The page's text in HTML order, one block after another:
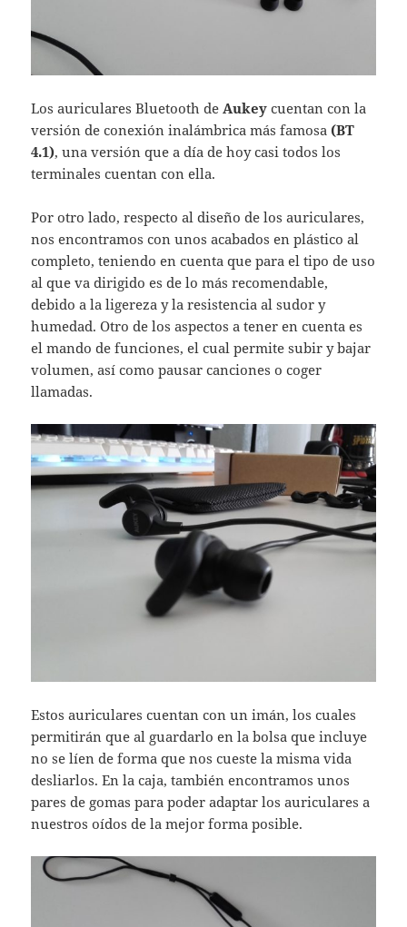
Los auriculares Bluetooth de Aukey cuentan con la
versión de conexión inalámbrica más famosa (BT
4.1), una versión que a día de hoy casi todos los
terminales cuentan con ella.
Por otro lado, respecto al diseño de los auriculares,
nos encontramos con unos acabados en plástico al
completo, teniendo en cuenta que para el tipo de uso
al que va dirigido es de lo más recomendable,
debido a la ligereza y la resistencia al sudor y
humedad. Otro de los aspectos a tener en cuenta es
el mando de funciones, el cual permite subir y bajar
volumen, así como pausar canciones o coger
llamadas.
Estos auriculares cuentan con un imán, los cuales
permitirán que al guardarlo en la bolsa que incluye
no se líen de forma que nos cueste la misma vida
desliarlos. En la caja, también encontramos unos
pares de gomas para poder adaptar los auriculares a
nuestros oídos de la mejor forma posible.